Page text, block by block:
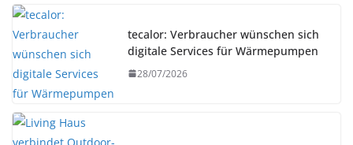
tecalor: Verbraucher wünschen sich
digitale Services für Wärmepumpen
28/07/2026